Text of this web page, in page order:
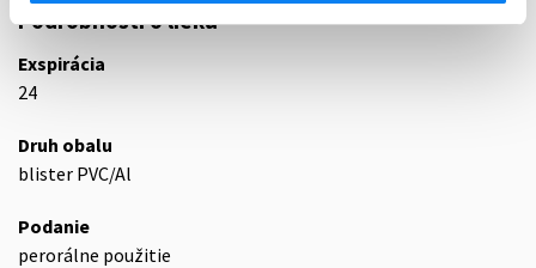
Podrobnosti o lieku
Exspirácia
24
Druh obalu
blister PVC/Al
Podanie
perorálne použitie